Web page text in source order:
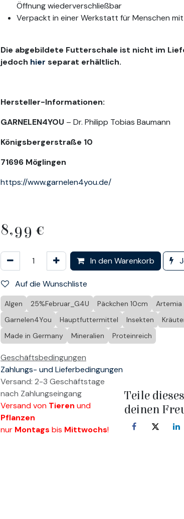
Öffnung wiederverschließbar
Verpackt in einer Werkstatt für Menschen
Die abgebildete Futterschale ist nicht im
jedoch hier separat erhältlich.
Hersteller-Informationen:
GARNELEN4YOU – Dr. Philipp Tobias Baumann
Königsbergerstraße 10
71696 Möglingen
https://www.garnelen4you.de/
8,99 €
In den Warenkorb
Auf die Wunschliste
Algen 25%Februar_G4U Päckchen 10cm Artemia
Garnelen4You
Hauptfuttermittel Insekten
Made in Germany
Mineralien Proteinreich
Geschäftsbedingungen
Zahlungs- und Lieferbedingungen
Versand: 2-3 Geschäftstage
nach Zahlungseingang
Versand von Tieren und
Pflanzen
nur Montags bis Mittwochs!
Teile
deinen